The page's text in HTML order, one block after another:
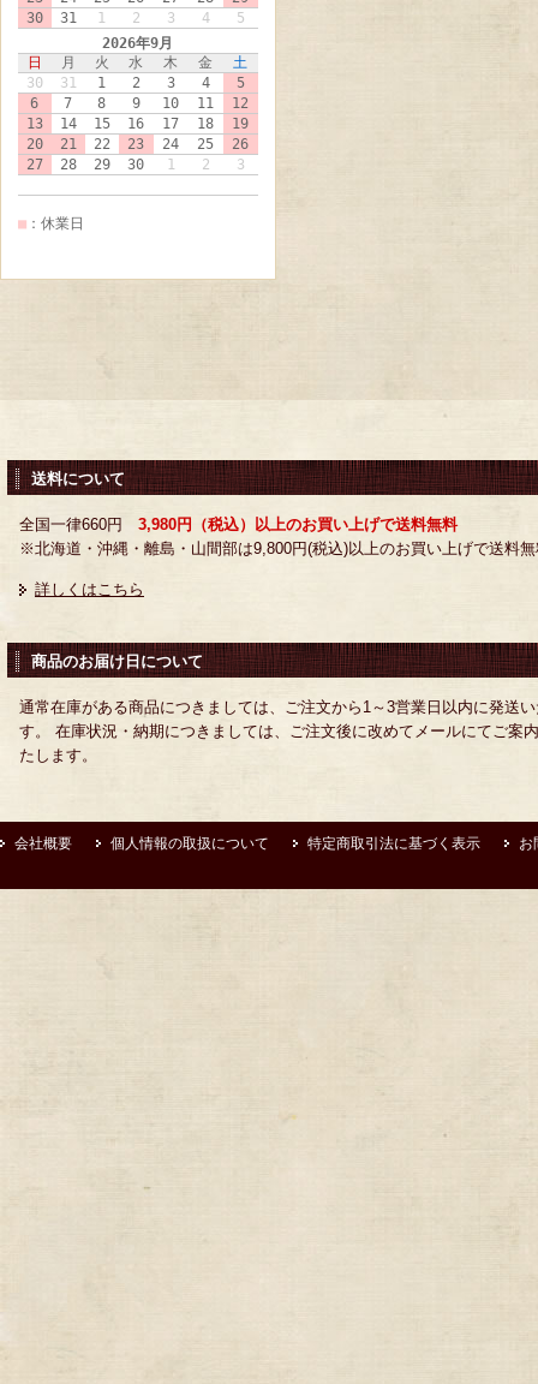
送料について
全国一律660円 3,980円（税込）以上のお買い上げで送料無料
※北海道・沖縄・離島・山間部は9,800円(税込)以上のお買い上げで送料
詳しくはこちら
商品のお届け日について
通常在庫がある商品につきましては、ご注文から1～3営業日以内に発送
す。 在庫状況・納期につきましては、ご注文後に改めてメールにてご案
たします。
会社概要 個人情報の取扱について 特定商取引法に基づく表示 お